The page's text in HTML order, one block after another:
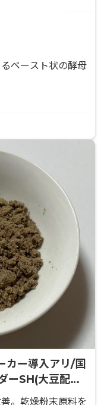
ペースト状の酵母
カー導入アリ/国
ーSH(大豆配合
。乾燥粉末原料を